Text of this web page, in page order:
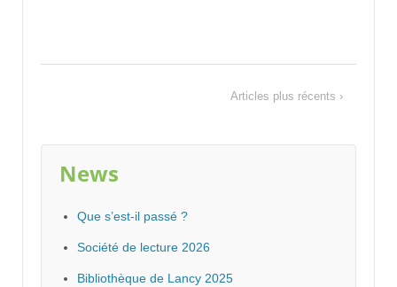
Articles plus récents ›
News
Que s’est-il passé ?
Société de lecture 2026
Bibliothèque de Lancy 2025